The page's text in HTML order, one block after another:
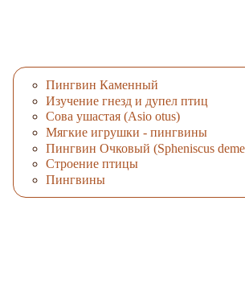
Пингвин Каменный
Изучение гнезд и дупел птиц
Сова ушастая (Asio otus)
Мягкие игрушки - пингвины
Пингвин Очковый (Spheniscus
Строение птицы
Пингвины